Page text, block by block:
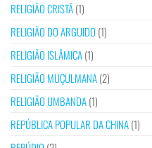
RELIGIÃO CRISTÃ(1)
RELIGIÃO DO ARGUIDO (1)
RELIGIÃO ISLÂMICA(1)
RELIGIÃO MUÇULMANA(2)
RELIGIÃO UMBANDA(1)
REPÚBLICA POPULAR DA CHINA(1)